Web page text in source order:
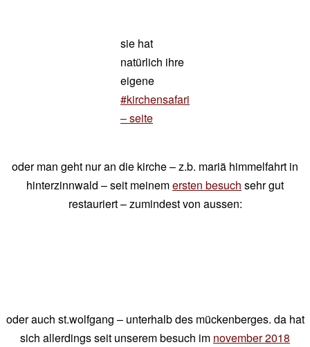
sie hat
natürlich ihre
eigene
#kirchensafari
– seite
oder man geht nur an die kirche – z.b. mariä himmelfahrt in
hinterzinnwald – seit meinemersten besuch sehr gut
restauriert – zumindest von aussen:
oder auch st.wolfgang – unterhalb des mückenberges. da hat
sich allerdings seit unserem besuch im november 2018